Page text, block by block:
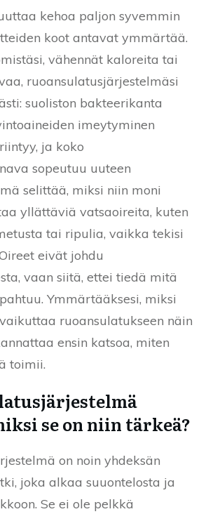
kehoa paljon syvemmin
koot antavat ymmärtää.
vähennät kaloreita tai
ruoansulatusjärjestelmäsi
suoliston bakteerikanta
imeytyminen
ja koko
sopeutuu uuteen
selittää, miksi niin moni
yllättäviä vatsaoireita, kuten
tai ripulia, vaikka tekisi
eivät johdu
vaan siitä, ettei tiedä mitä
Ymmärtääksesi, miksi
ruoansulatukseen näin
ensin katsoa, miten
toimii.
se on niin tärkeä?
on noin yhdeksän
joka alkaa suuontelosta ja
Se ei ole pelkkä